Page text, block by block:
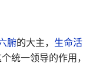
腑的大主， 生命活
统一领导的作用，